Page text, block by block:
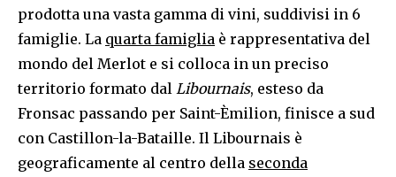
prodotta una vasta gamma di vini, suddivisi in 6
famiglie. La quarta famiglia è rappresentativa del
mondo del Merlot e si colloca in un preciso
territorio formato dal Libournais, esteso da
Fronsac passando per Saint-Èmilion, finisce a sud
con Castillon-la-Bataille. Il Libournais è
geograficamente al centro della seconda